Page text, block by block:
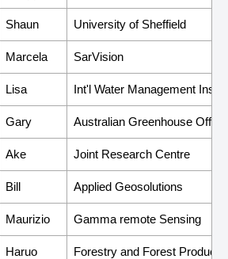
Shaun University of Sheffield
Marcela SarVision
Lisa Int'l Water Management Inst.
Gary Australian Greenhouse Office
Ake Joint Research Centre
Bill Applied Geosolutions
Maurizio Gamma remote Sensing
Haruo Forestry and Forest Product